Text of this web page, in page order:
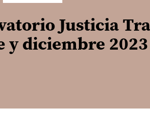
Justicia
y diciembre 2023